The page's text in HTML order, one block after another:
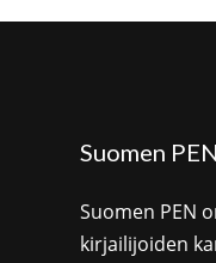
Suomen PEN
Suomen PEN
kirjailijoiden